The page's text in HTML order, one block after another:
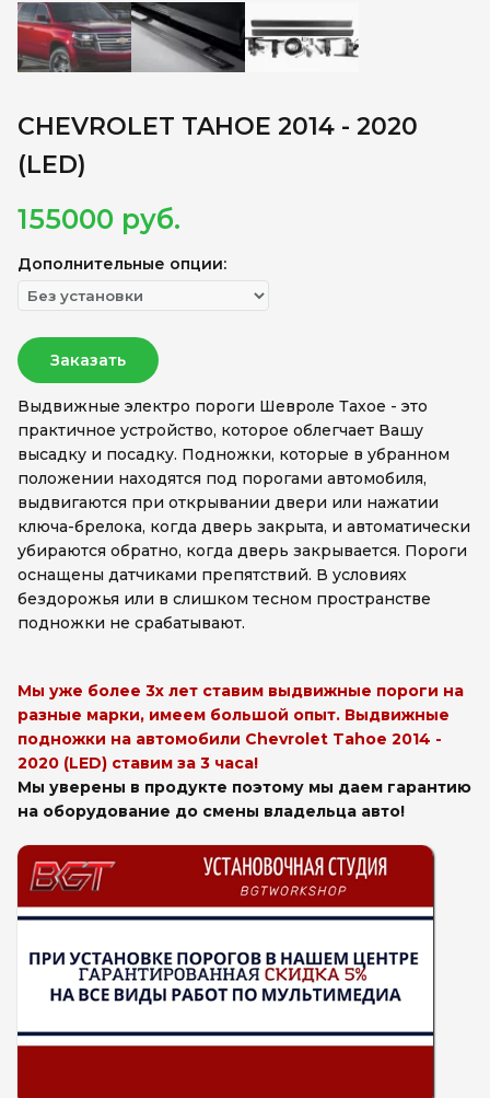
CHEVROLET TAHOE 2014 - 2020
(LED)
155000 руб.
Дополнительные опции:
Заказать
Выдвижные электро пороги Шевроле Тахое - это
практичное устройство, которое облегчает Вашу
высадку и посадку. Подножки, которые в убранном
положении находятся под порогами автомобиля,
выдвигаются при открывании двери или нажатии
ключа-брелока, когда дверь закрыта, и автоматически
убираются обратно, когда дверь закрывается. Пороги
оснащены датчиками препятствий. В условиях
бездорожья или в слишком тесном пространстве
подножки не срабатывают.
Мы уже более 3х лет ставим выдвижные пороги на
разные марки, имеем большой опыт. Выдвижные
подножки на автомобили Chevrolet Tahoe 2014 -
2020 (LED) ставим за 3 часа!
Мы уверены в продукте поэтому мы даем гарантию
на оборудование до смены владельца авто!